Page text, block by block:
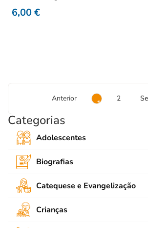
6,00€
Anterior
1
2
Categorias
Adolescentes
Biografias
para crianças
Adultos
Catequese e Evangelização
LigaçõesCrianças